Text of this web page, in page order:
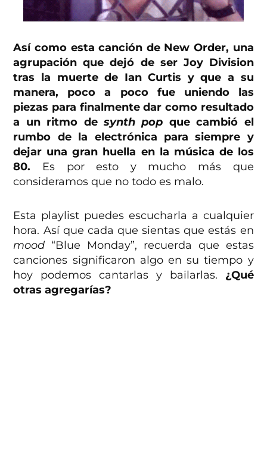
Así como esta canción de New Order, una
agrupación que dejó de ser Joy Division
tras la muerte de Ian Curtis y que a su
manera, poco a poco fue uniendo las
piezas para finalmente dar como resultado
a un ritmo desynth pop que cambió el
rumbo de la electrónica para siempre y
dejar una gran huella en la música de los
80. Es por esto y mucho más que
consideramos que no todo es malo.
Esta playlist puedes escucharla a cualquier
hora. Así que cada que sientas que estás en
mood “Blue Monday”, recuerda que estas
canciones significaron algo en su tiempo y
hoy podemos cantarlas y bailarlas. ¿Qué
otras agregarías?